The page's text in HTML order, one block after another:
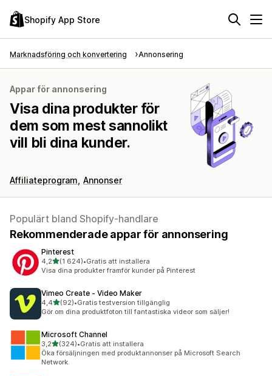
Shopify App Store
Marknadsföring och konvertering Annonsering
Appar för annonsering
Visa dina produkter för
dem som mest sannolikt
vill bli dina kunder.
Affiliateprogram Annonser
Populärt bland Shopify-handlare
Rekommenderade appar för annonsering
Pinterest
4,2av 5 stjärnor
(1 624)
1624 recensioner totalt
•Gratis att installera
Visa dina produkter framför kunder på Pinterest
Vimeo Create ‑ Video Maker
4,4av 5 stjärnor
(92)
92 recensioner totalt
•Gratis testversion tillgänglig
Gör om dina produktfoton till fantastiska videor som säljer!
Microsoft Channel
3,2av 5 stjärnor
(324)
324 recensioner totalt
•Gratis att installera
Öka försäljningen med produktannonser på Microsoft Search
Network.